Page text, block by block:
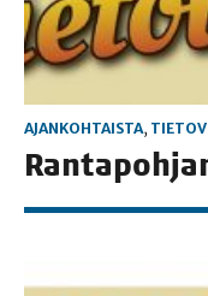
AJANKOHTAISTA,